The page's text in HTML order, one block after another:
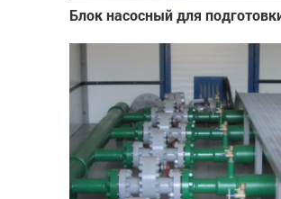
Блок насосный для